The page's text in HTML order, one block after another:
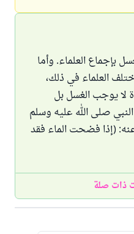
بإجماع العلماء. وأما
العلماء في ذلك،
لا يوجب الغسل بل
صلى الله عليه وسلم
(إذا فضحت الماء فقد
ذات صلة